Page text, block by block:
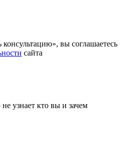
вы соглашаетесь
сайта
узнает кто вы и зачем